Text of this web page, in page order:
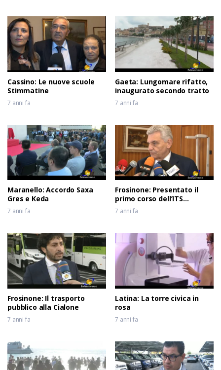
Cassino: Le nuove scuole
Stimmatine
7 anni fa
Gaeta: Lungomare rifatto,
inaugurato secondo tratto
7 anni fa
Maranello: Accordo Saxa
Gres e Keda
7 anni fa
Frosinone: Presentato il
primo corso dell’ITS
Meccatronico del Lazio
7 anni fa
Frosinone: Il trasporto
pubblico alla Cialone
7 anni fa
Latina: La torre civica in
rosa
7 anni fa